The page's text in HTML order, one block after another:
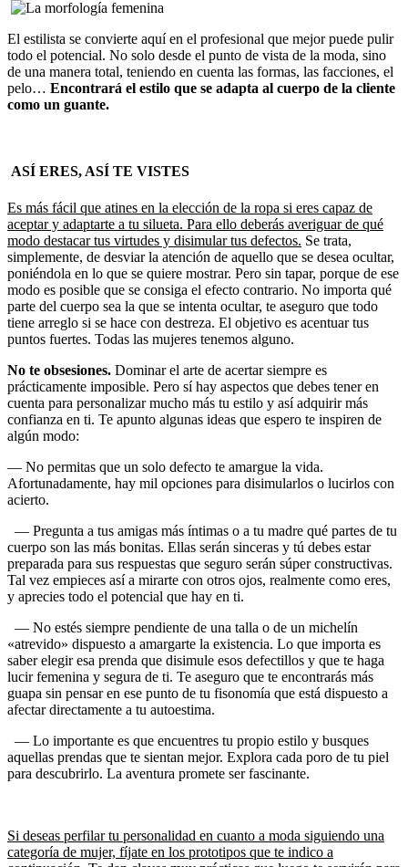
El estilista se convierte aquí en el profesional que mejor puede pulir
todo el potencial. No solo desde el punto de vista de la moda, sino
de una manera total, teniendo en cuenta las formas, las facciones, el
pelo… Encontrará el estilo que se adapta al cuerpo de la cliente
como un guante.
ASÍ ERES, ASÍ TE VISTES
Es más fácil que atines en la elección de la ropa si eres capaz de
aceptar y adaptarte a tu silueta. Para ello deberás averiguar de qué
modo destacar tus virtudes y disimular tus defectos. Se trata,
simplemente, de desviar la atención de aquello que se desea ocultar,
poniéndola en lo que se quiere mostrar. Pero sin tapar, porque de ese
modo es posible que se consiga el efecto contrario. No importa qué
parte del cuerpo sea la que se intenta ocultar, te aseguro que todo
tiene arreglo si se hace con destreza. El objetivo es acentuar tus
puntos fuertes. Todas las mujeres tenemos alguno.
No te obsesiones. Dominar el arte de acertar siempre es
prácticamente imposible. Pero sí hay aspectos que debes tener en
cuenta para personalizar mucho más tu estilo y así adquirir más
confianza en ti. Te apunto algunas ideas que espero te inspiren de
algún modo:
— No permitas que un solo defecto te amargue la vida.
Afortunadamente, hay mil opciones para disimularlos o lucirlos con
acierto.
— Pregunta a tus amigas más íntimas o a tu madre qué partes de tu
cuerpo son las más bonitas. Ellas serán sinceras y tú debes estar
preparada para sus respuestas que seguro serán súper constructivas.
Tal vez empieces así a mirarte con otros ojos, realmente como eres,
y aprecies todo el potencial que hay en ti.
— No estés siempre pendiente de una talla o de un michelín
«atrevido» dispuesto a amargarte la existencia. Lo que importa es
saber elegir esa prenda que disimule esos defectillos y que te haga
lucir femenina y segura de ti. Te aseguro que te encontrarás más
guapa sin pensar en ese punto de tu fisonomía que está dispuesto a
afectar directamente a tu autoestima.
— Lo importante es que encuentres tu propio estilo y busques
aquellas prendas que te sientan mejor. Explora cada poro de tu piel
para descubrirlo. La aventura promete ser fascinante.
Si deseas perfilar tu personalidad en cuanto a moda siguiendo una
categoría de mujer, fíjate en los prototipos que te indico a